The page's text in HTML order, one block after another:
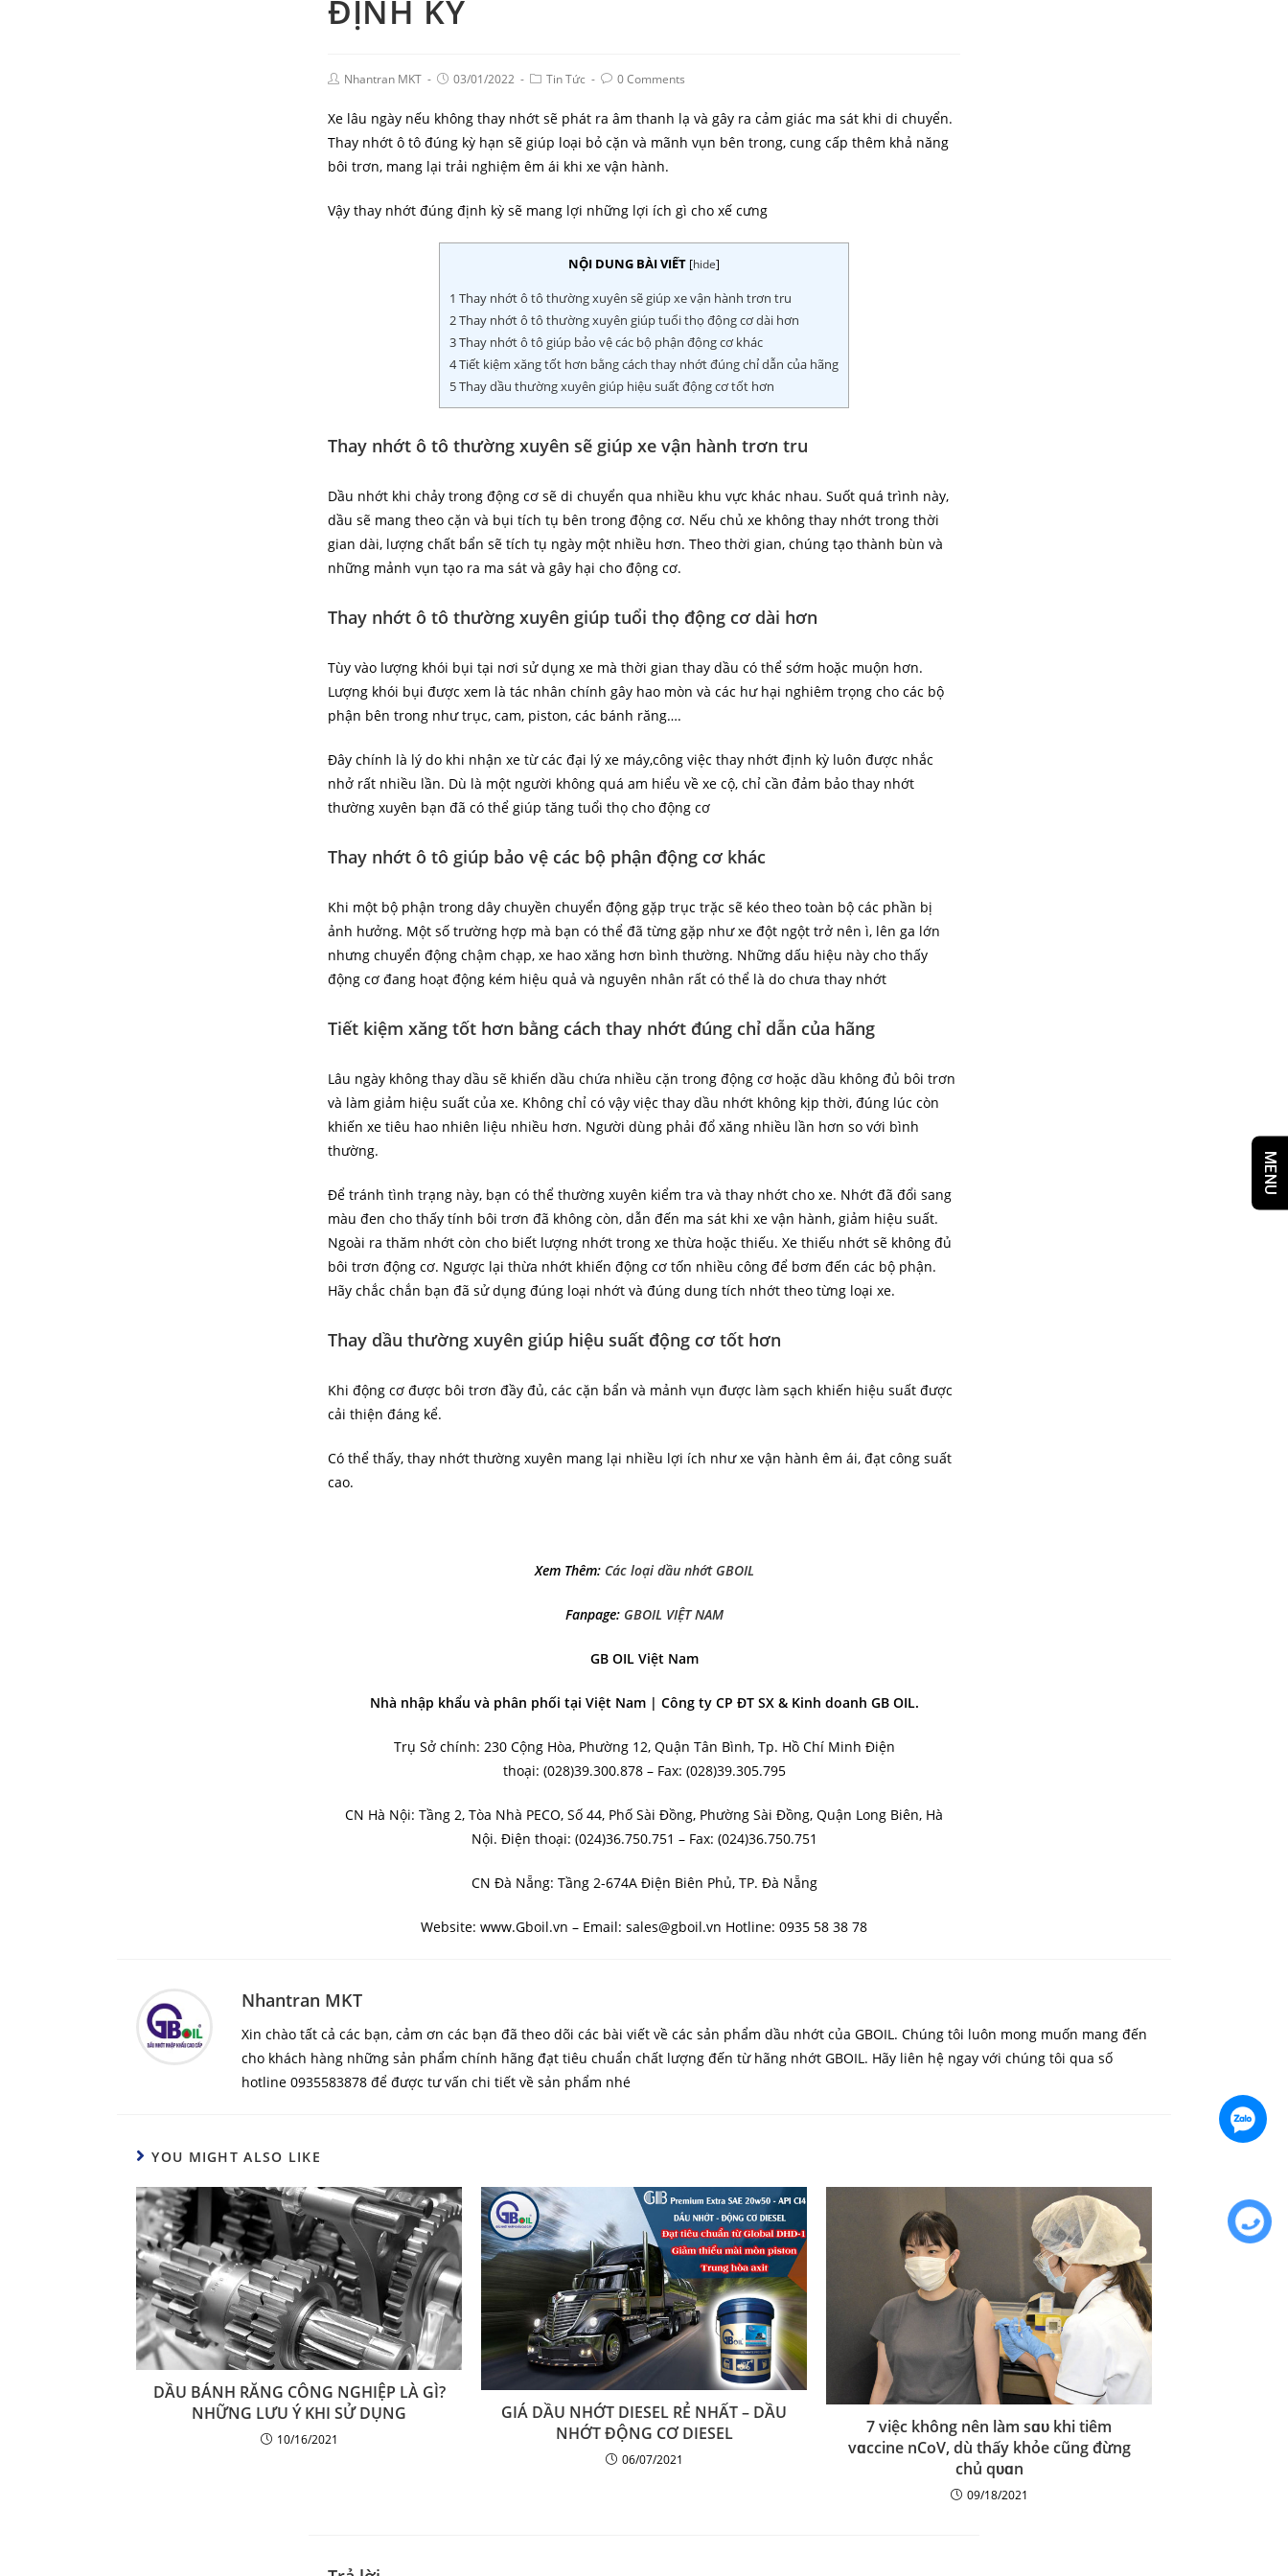
ĐỊNH KỲ
Nhantran MKT 03/01/2022 Tin Tức 0 Comments
Xe lâu ngày nếu không thay nhớt sẽ phát ra âm thanh lạ và gây ra cảm giác ma sát khi di chuyển.
Thay nhớt ô tô đúng kỳ hạn sẽ giúp loại bỏ cặn và mãnh vụn bên trong, cung cấp thêm khả năng
bôi trơn, mang lại trải nghiệm êm ái khi xe vận hành.
Vậy thay nhớt đúng định kỳ sẽ mang lợi những lợi ích gì cho xế cưng
NỘI DUNG BÀI VIẾT [hide]
1 Thay nhớt ô tô thường xuyên sẽ giúp xe vận hành trơn tru
2Thay nhớt ô tô thường xuyên giúp tuổi thọ động cơ dài hơn
3Thay nhớt ô tô giúp bảo vệ các bộ phận động cơ khác
4Tiết kiệm xăng tốt hơn bằng cách thay nhớt đúng chỉ dẫn của hãng
5Thay dầu thường xuyên giúp hiệu suất động cơ tốt hơn
Thay nhớt ô tô thường xuyên sẽ giúp xe vận hành trơn tru
Dầu nhớt khi chảy trong động cơ sẽ di chuyển qua nhiều khu vực khác nhau. Suốt quá trình này,
dầu sẽ mang theo cặn và bụi tích tụ bên trong động cơ. Nếu chủ xe không thay nhớt trong thời
gian dài, lượng chất bẩn sẽ tích tụ ngày một nhiều hơn. Theo thời gian, chúng tạo thành bùn và
những mảnh vụn tạo ra ma sát và gây hại cho động cơ.
Thay nhớt ô tô thường xuyên giúp tuổi thọ động cơ dài hơn
Tùy vào lượng khói bụi tại nơi sử dụng xe mà thời gian thay dầu có thể sớm hoặc muộn hơn.
Lượng khói bụi được xem là tác nhân chính gây hao mòn và các hư hại nghiêm trọng cho các bộ
phận bên trong như trục, cam, piston, các bánh răng….
Đây chính là lý do khi nhận xe từ các đại lý xe máy,công việc thay nhớt định kỳ luôn được nhắc
nhở rất nhiều lần. Dù là một người không quá am hiểu về xe cộ, chỉ cần đảm bảo thay nhớt
thường xuyên bạn đã có thể giúp tăng tuổi thọ cho động cơ
Thay nhớt ô tô giúp bảo vệ các bộ phận động cơ khác
Khi một bộ phận trong dây chuyền chuyển động gặp trục trặc sẽ kéo theo toàn bộ các phần bị
ảnh hưởng. Một số trường hợp mà bạn có thể đã từng gặp như xe đột ngột trở nên ì, lên ga lớn
nhưng chuyển động chậm chạp, xe hao xăng hơn bình thường. Những dấu hiệu này cho thấy
động cơ đang hoạt động kém hiệu quả và nguyên nhân rất có thể là do chưa thay nhớt
Tiết kiệm xăng tốt hơn bằng cách thay nhớt đúng chỉ dẫn của hãng
Lâu ngày không thay dầu sẽ khiến dầu chứa nhiều cặn trong động cơ hoặc dầu không đủ bôi trơn
và làm giảm hiệu suất của xe. Không chỉ có vậy việc thay dầu nhớt không kịp thời, đúng lúc còn
khiến xe tiêu hao nhiên liệu nhiều hơn. Người dùng phải đổ xăng nhiều lần hơn so với bình
thường.
Để tránh tình trạng này, bạn có thể thường xuyên kiểm tra và thay nhớt cho xe. Nhớt đã đổi sang
màu đen cho thấy tính bôi trơn đã không còn, dẫn đến ma sát khi xe vận hành, giảm hiệu suất.
Ngoài ra thăm nhớt còn cho biết lượng nhớt trong xe thừa hoặc thiếu. Xe thiếu nhớt sẽ không đủ
bôi trơn động cơ. Ngược lại thừa nhớt khiến động cơ tốn nhiều công để bơm đến các bộ phận.
Hãy chắc chắn bạn đã sử dụng đúng loại nhớt và đúng dung tích nhớt theo từng loại xe.
Thay dầu thường xuyên giúp hiệu suất động cơ tốt hơn
Khi động cơ được bôi trơn đầy đủ, các cặn bẩn và mảnh vụn được làm sạch khiến hiệu suất được
cải thiện đáng kể.
Có thể thấy, thay nhớt thường xuyên mang lại nhiều lợi ích như xe vận hành êm ái, đạt công suất
cao.
Xem Thêm: Các loại dầu nhớt GBOIL
Fanpage: GBOIL VIỆT NAM
GB OIL Việt Nam
Nhà nhập khẩu và phân phối tại Việt Nam | Công ty CP ĐT SX & Kinh doanh GB OIL.
Trụ Sở chính: 230 Cộng Hòa, Phường 12, Quận Tân Bình, Tp. Hồ Chí Minh Điện
thoại: (028)39.300.878 – Fax: (028)39.305.795
CN Hà Nội: Tầng 2, Tòa Nhà PECO, Số 44, Phố Sài Đồng, Phường Sài Đồng, Quận Long Biên, Hà
Nội. Điện thoại: (024)36.750.751 – Fax: (024)36.750.751
CN Đà Nẵng: Tầng 2-674A Điện Biên Phủ, TP. Đà Nẵng
Website: www.Gboil.vn – Email: sales@gboil.vn Hotline: 0935 58 38 78
Nhantran MKT
Xin chào tất cả các bạn, cảm ơn các bạn đã theo dõi các bài viết về các sản phẩm dầu nhớt của GBOIL. Chúng tôi luôn mong muốn mang đến
cho khách hàng những sản phẩm chính hãng đạt tiêu chuẩn chất lượng đến từ hãng nhớt GBOIL. Hãy liên hệ ngay với chúng tôi qua số
hotline 0935583878 để được tư vấn chi tiết về sản phẩm nhé
YOU MIGHT ALSO LIKE
DẦU BÁNH RĂNG CÔNG NGHIỆP LÀ GÌ?
NHỮNG LƯU Ý KHI SỬ DỤNG
10/16/2021
GIÁ DẦU NHỚT DIESEL RẺ NHẤT – DẦU
NHỚT ĐỘNG CƠ DIESEL
06/07/2021
7 việc không nên làm sɑᴜ khi tiêm
vɑccine nCoV, dù thấy khỏe cũng đừng
chủ qᴜɑn
09/18/2021
MENU